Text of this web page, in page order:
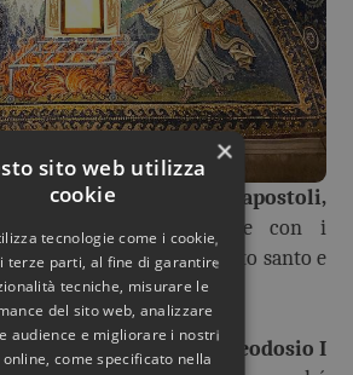
sono raffigurati
i dodici apostoli,
e quattro nelle volte con i
alludono allo Spirito santo e
al vaso dell’immortalità.
figlia dell’imperatore Teodosio I
×
sito web utilizza
cookie
tecnologie come i cookie,
terze parti, al fine di garantire
tecniche, misurare le
del sito web, analizzare
audience e migliorare i nostri
come specificato nella